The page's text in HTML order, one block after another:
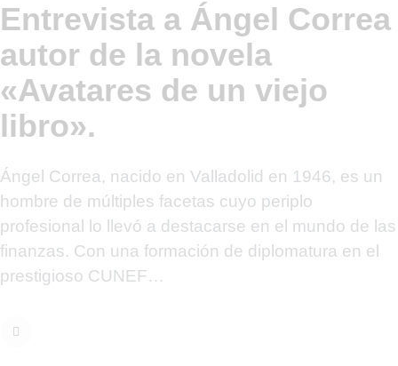
Entrevista a Ángel Correa
autor de la novela
«Avatares de un viejo
libro».
Ángel Correa, nacido en Valladolid en 1946, es un
hombre de múltiples facetas cuyo periplo
profesional lo llevó a destacarse en el mundo de las
finanzas. Con una formación de diplomatura en el
prestigioso CUNEF…